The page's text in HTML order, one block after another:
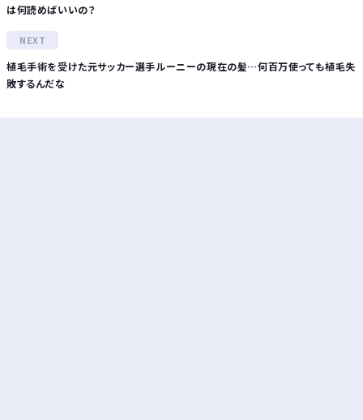
は何読めばいいの？
植毛手術を受けた元サッカー選手ルーニーの現在の髪…何百万使っても植毛失
敗するんだな